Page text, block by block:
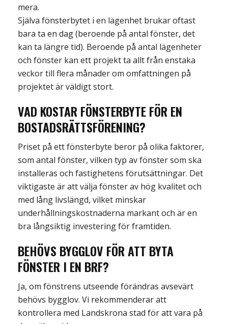
mera.
Själva fönsterbytet i en lägenhet brukar oftast
bara ta en dag (beroende på antal fönster, det
kan ta längre tid). Beroende på antal lägenheter
och fönster kan ett projekt ta allt från enstaka
veckor till flera månader om omfattningen på
projektet är väldigt stort.
VAD KOSTAR FÖNSTERBYTE FÖR EN
BOSTADSRÄTTSFÖRENING?
Priset på ett fönsterbyte beror på olika faktorer,
som antal fönster, vilken typ av fönster som ska
installeras och fastighetens förutsättningar. Det
viktigaste är att välja fönster av hög kvalitet och
med lång livslängd, vilket minskar
underhållningskostnaderna markant och är en
bra långsiktig investeringför framtiden.
BEHÖVS BYGGLOV FÖR ATT BYTA
FÖNSTER I EN BRF?
Ja, om fönstrens utseende förändras avsevärt
behövs bygglov. Vi rekommenderar att
kontrollera med Landskrona stad för att vara på